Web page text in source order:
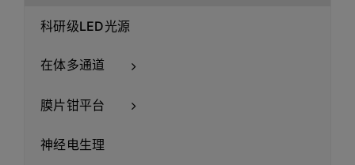
科研级LED光源
在体多通道
膜片钳平台
神经电生理